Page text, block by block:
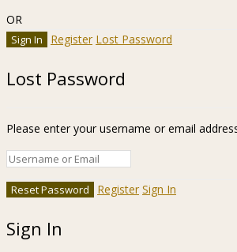
OR
Register Lost Password
Lost Password
Please enter your username or email
Register Sign In
Sign In